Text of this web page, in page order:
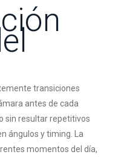
transiciones
antes de cada
sin resultar repetitivos
ángulos y timing. La
momentos del día,